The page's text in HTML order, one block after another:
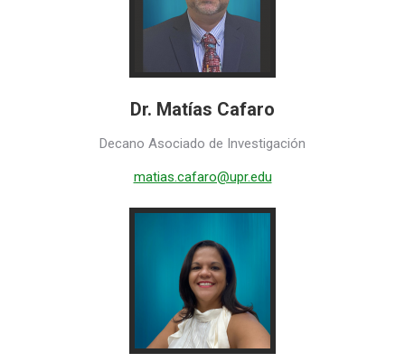
Dr. Matías Cafaro
Decano Asociado de Investigación
matias.cafaro@upr.edu